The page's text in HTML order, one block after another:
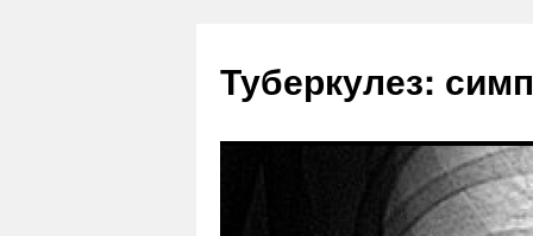
Туберкулез: